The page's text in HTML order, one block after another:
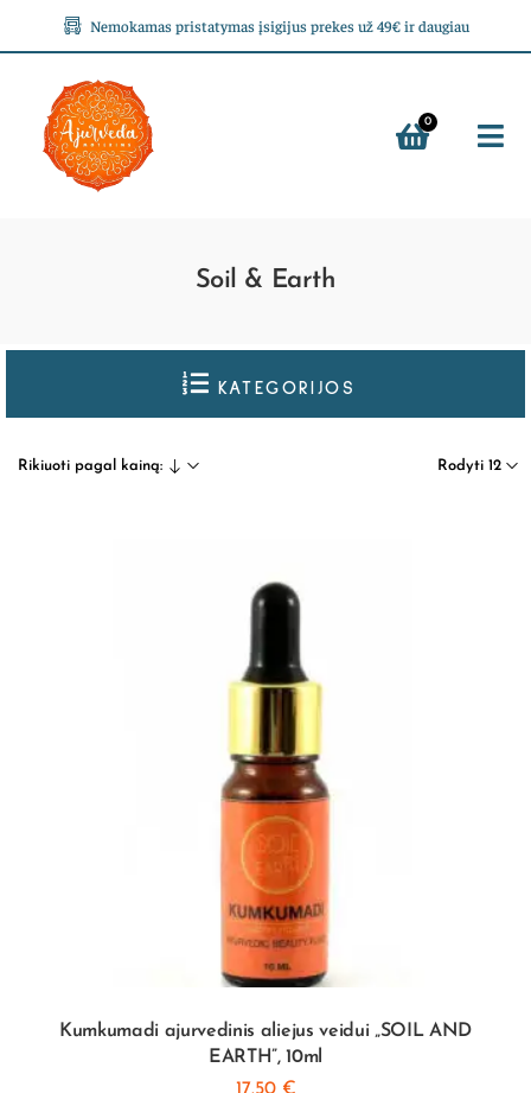
Nemokamas pristatymas įsigijus prekes už 49€ ir daugiau
0
Soil & Earth
KATEGORIJOS
Rodyti 12
Rikiuoti pagal kainą:
Kumkumadi ajurvedinis aliejus veidui „SOIL AND
EARTH”, 10ml